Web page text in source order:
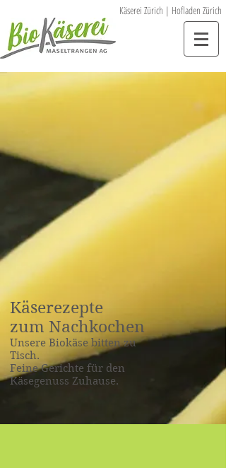
Käserei Zürich | Hofladen Zürich
Käserezepte
zum Nachkochen
Unsere Biokäse bitten zu
Tisch.
Feine Gerichte für den
Käsegenuss Zuhause.